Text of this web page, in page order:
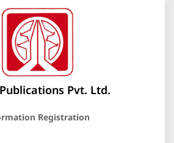
Pvt. Ltd.
Registration